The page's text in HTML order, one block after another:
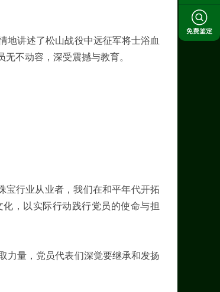
地讲述了松山战役中远征军将士浴血
不动容，深受震撼与教育。
宝行业从业者，我们在和平年代开拓
，以实际行动践行党员的使命与担
力量，党员代表们深觉要继承和发扬